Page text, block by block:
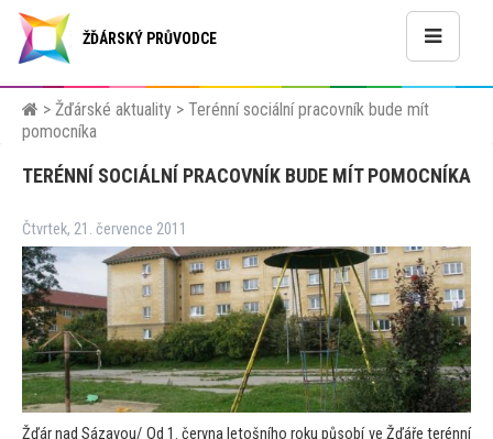
ŽĎÁRSKÝ PRŮVODCE
> Žďárské aktuality > Terénní sociální pracovník bude mít
pomocníka
TERÉNNÍ SOCIÁLNÍ PRACOVNÍK BUDE MÍT POMOCNÍKA
Čtvrtek, 21. července 2011
Žďár nad Sázavou/ Od 1. června letošního roku působí ve Žďáře terénní